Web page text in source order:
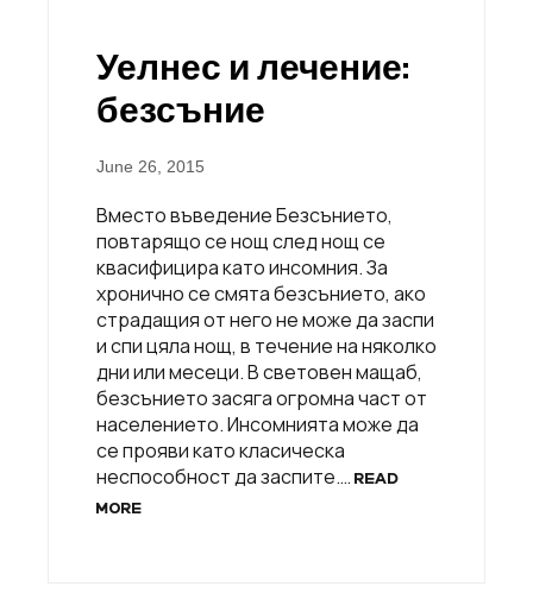
Уелнес и лечение:
безсъние
June 26, 2015
Вместо въведение Безсънието,
повтарящо се нощ след нощ се
квасифицира като инсомния. За
хронично се смята безсънието, ако
страдащия от него не може да заспи
и спи цяла нощ, в течение на няколко
дни или месеци. В световен мащаб,
безсънието засяга огромна част от
населението. Инсомнията може да
се прояви като класическа
неспособност да заспите.… READ
MORE